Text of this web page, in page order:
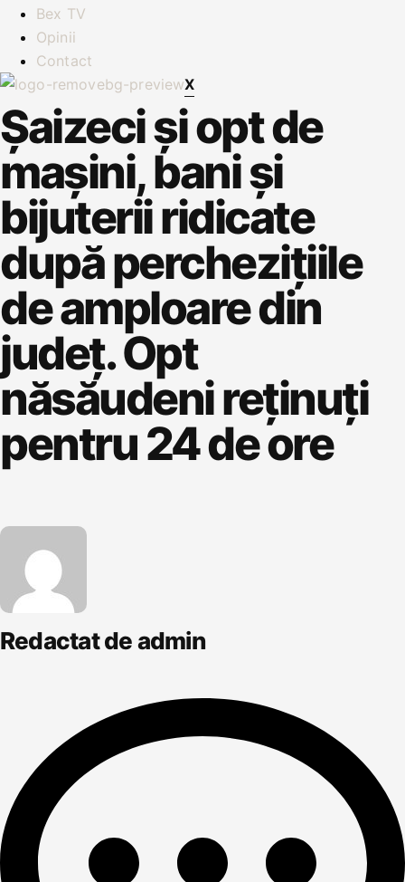
Bex TV
Opinii
Contact
X
Șaizeci și opt de
mașini, bani și
bijuterii ridicate
după perchezițiile
de amploare din
județ. Opt
năsăudeni reținuți
pentru 24 de ore
Redactat de admin